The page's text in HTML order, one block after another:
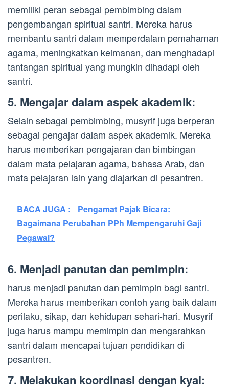
memiliki peran sebagai pembimbing dalam
pengembangan spiritual santri. Mereka harus
membantu santri dalam memperdalam pemahaman
agama, meningkatkan keimanan, dan menghadapi
tantangan spiritual yang mungkin dihadapi oleh
santri.
5. Mengajar dalam aspek akademik:
Selain sebagai pembimbing, musyrif juga berperan
sebagai pengajar dalam aspek akademik. Mereka
harus memberikan pengajaran dan bimbingan
dalam mata pelajaran agama, bahasa Arab, dan
mata pelajaran lain yang diajarkan di pesantren.
BACA JUGA :
Pengamat Pajak Bicara:
Bagaimana Perubahan PPh Mempengaruhi Gaji
Pegawai?
6. Menjadi panutan dan pemimpin:
harus menjadi panutan dan pemimpin bagi santri.
Mereka harus memberikan contoh yang baik dalam
perilaku, sikap, dan kehidupan sehari-hari. Musyrif
juga harus mampu memimpin dan mengarahkan
santri dalam mencapai tujuan pendidikan di
pesantren.
7. Melakukan koordinasi dengan kyai: